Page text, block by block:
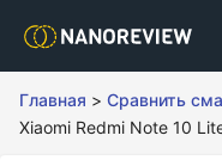
Главная > Сравнить
Xiaomi Redmi Note 10